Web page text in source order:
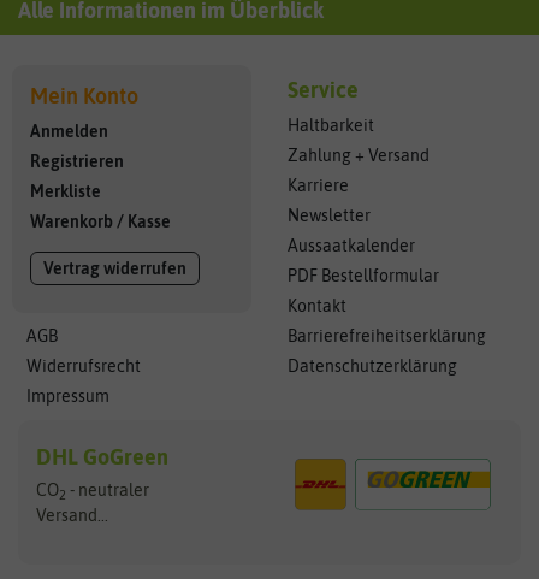
Alle Informationen im Überblick
Mein Konto
Anmelden
Registrieren
Merkliste
Warenkorb / Kasse
Vertrag widerrufen
AGB
Widerrufsrecht
Impressum
Service
Haltbarkeit
Zahlung + Versand
Karriere
Newsletter
Aussaatkalender
PDF Bestellformular
Kontakt
Barrierefreiheitserklärung
Datenschutzerklärung
DHL GoGreen
CO2 - neutraler
Versand...